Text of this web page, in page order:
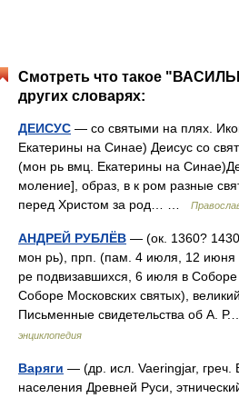
Смотреть что такое
других словарях:
ДЕИСУС — со святыми на плях.
Екатерины на Синае) Деисус со
(мон рь вмц. Екатерины на
моление], образ, в к ром разные
перед Христом за род… …
АНДРЕЙ РУБЛЁВ — (ок. 1360?
мон рь), прп. (пам. 4 июля, 12 июня
ре подвизавшихся, 6 июля в
Соборе Московских святых),
Письменные свидетельства об А.
энциклопедия
Варяги — (др. исл. Vaeringjar, греч.
населения Древней Руси,